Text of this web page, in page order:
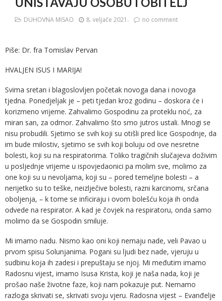
DUHOVNA MISAO 8. veljače 2021. no comment
Piše: Dr. fra Tomislav Pervan
HVALJEN ISUS I MARIJA!
Svima sretan i blagoslovljen početak novoga dana i novoga
tjedna. Ponedjeljak je – peti tjedan kroz godinu – doskora će i
korizmeno vrijeme. Zahvalimo Gospodinu za proteklu noć, za
miran san, za odmor. Zahvalimo što smo jutros ustali. Mnogi se
nisu probudili. Sjetimo se svih koji su otišli pred lice Gospodnje, da
im bude milostiv, sjetimo se svih koji boluju od ove nesretne
bolesti, koji su na respiratorima. Toliko tragičnih slučajeva doživim
u posljednje vrijeme u ispovjedaonici pa molim sve, molimo za
one koji su u nevoljama, koji su – pored temeljne bolesti – a
nerijetko su to teške, neizlječive bolesti, razni karcinomi, srčana
oboljenja, – k tome se inficiraju i ovom bolešću koja ih onda
odvede na respirator. A kad je čovjek na respiratoru, onda samo
molimo da se Gospodin smiluje.
Mi imamo nadu. Nismo kao oni koji nemaju nade, veli Pavao u
prvom spisu Solunjanima. Pogani su ljudi bez nade, vjeruju u
sudbinu koja ih zadesi i prepuštaju se njoj. Mi međutim imamo
Radosnu vijest, imamo Isusa Krista, koji je naša nada, koji je
prošao naše životne faze, koji nam pokazuje put. Nemamo
razloga skrivati se, skrivati svoju vjeru. Radosna vijest – Evanđelje